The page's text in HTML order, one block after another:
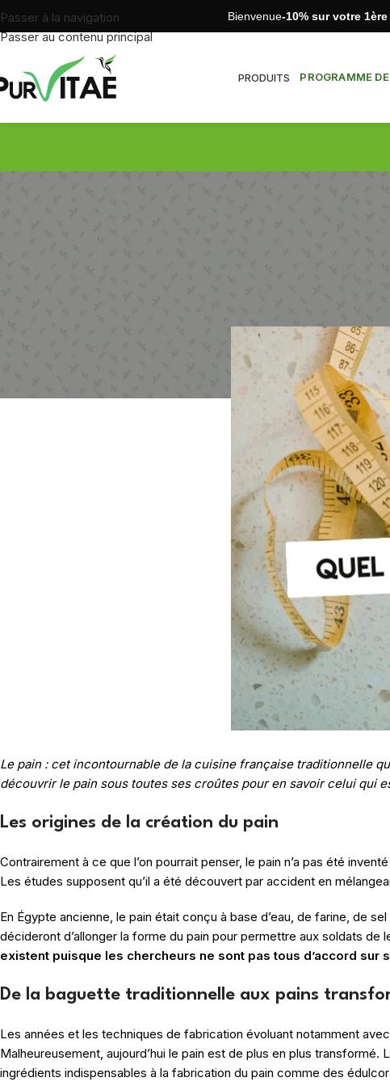
Passer à la navigation
Passer au contenu principal
Bienvenue-10% sur votre
PRODUITS
MINCEUR ET PERTE DE
Draineur Détox
MEILLEUR VENTE
Combustion
Coupe Faim Mécanique
Fitness Shot Silhouette
PROGRAMME
Le pain : cet incontournable de la cuisine française traditionnelle
découvrir le pain sous toutes ses croûtes pour en savoir celui qui
Les origines de la création du pain
Contrairement à ce que l’on pourrait penser, le pain n’a pas été
Les études supposent qu’il a été découvert par accident en
En Égypte ancienne, le pain était conçu à base d’eau, de farine, de
décideront d’allonger la forme du pain pour permettre aux soldats de
existent puisque les chercheurs ne sont pas tous d’accord sur
De la baguette traditionnelle aux pains
Les années et les techniques de fabrication évoluant notamment
Malheureusement, aujourd’hui le pain est de plus en plus transformé.
ingrédients indispensables à la fabrication du pain comme des